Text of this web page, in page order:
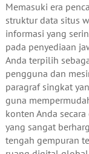
Memasuki era
struktur data situs
informasi yang
pada penyediaan
Anda terpilih
pengguna dan
paragraf singkat
guna
konten Anda
yang sangat
tengah gempuran